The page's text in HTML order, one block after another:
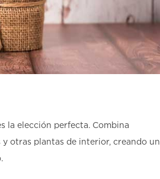
la elección perfecta. Combina
otras plantas de interior, creando un